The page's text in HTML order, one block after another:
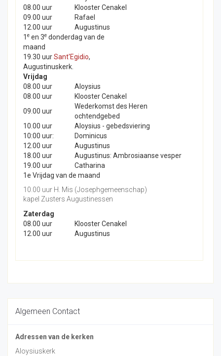
08.00 uur
Klooster Cenakel
09.00 uur
Rafael
12.00 uur
Augustinus
1 e en 3e donderdag van de
maand
19.30 uurSant'Egidio,
Augustinuskerk.
Vrijdag
08.00 uur
Aloysius
08.00 uur
Klooster Cenakel
09.00 uur
Wederkomst des Heren
ochtendgebed
10.00 uur
Aloysius - gebedsviering
10:00 uur:
Dominicus
12.00 uur
Augustinus
18.00 uur
Augustinus: Ambrosiaanse vesper
19.00 uur
Catharina
1e Vrijdag van de maand
10.00 uur H. Mis (Josephgemeenschap)
kapel Zusters Augustinessen
Zaterdag
08.00 uur
Klooster Cenakel
12.00 uur
Augustinus
Algemeen Contact
Adressen van de kerken
Aloysiuskerk